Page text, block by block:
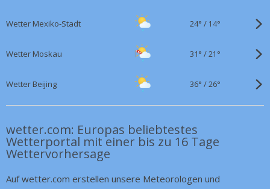
Wetter Mexiko-Stadt 24° / 14°
Wetter Moskau 31° /21°
Wetter Beijing 36° /26°
wetter.com: Europas beliebtestes
Wetterportal mit einer bis zu 16 Tage
Wettervorhersage
Auf wetter.com erstellen unsere Meteorologen und